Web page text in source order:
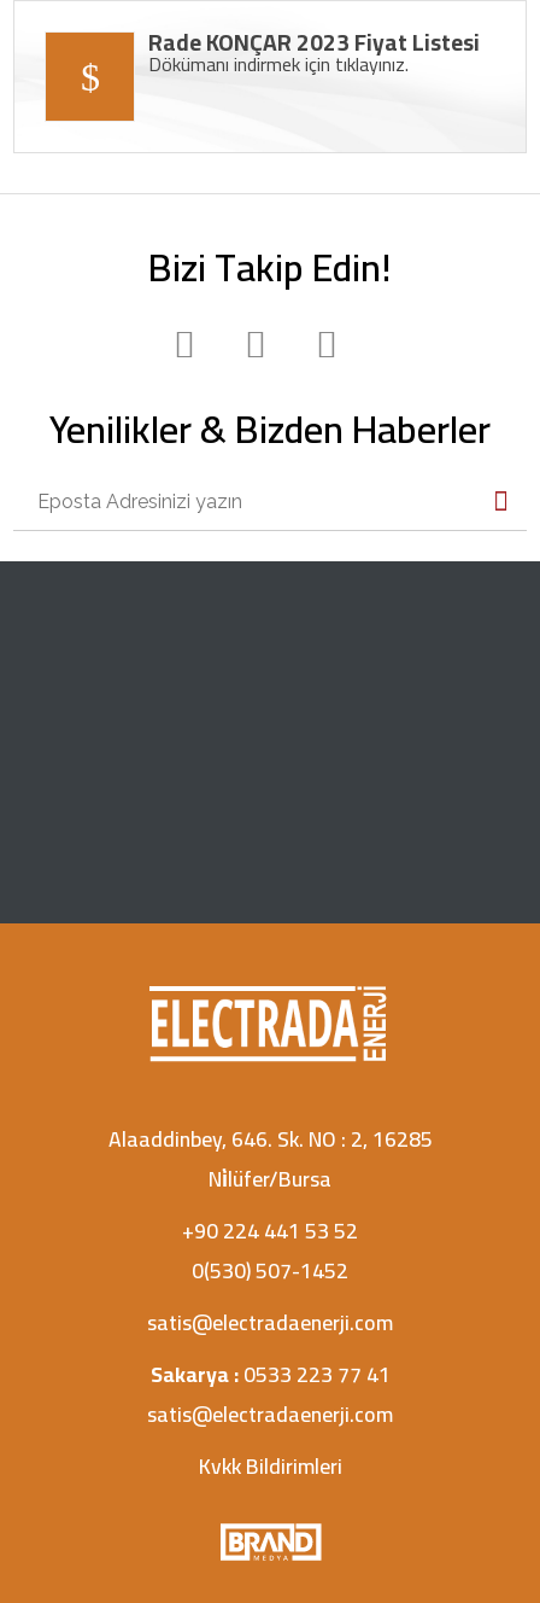
Rade KONÇAR 2023 Fiyat Listesi
Dökümanı indirmek için tıklayınız.
Bizi Takip Edin!
Yenilikler & Bizden Haberler
Alaaddinbey, 646. Sk. NO : 2, 16285
Ni̇lüfer/Bursa
+90 224 441 53 52
0(530) 507-1452
satis@electradaenerji.com
Sakarya :0533 223 77 41
satis@electradaenerji.com
Kvkk Bildirimleri